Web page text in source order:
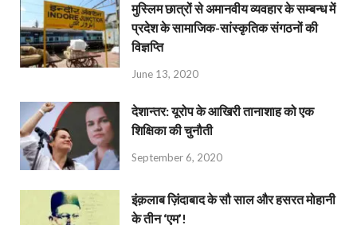
मुस्लिम छात्रों से अमानवीय व्यवहार के सम्बन्ध में
प्रदेश के सामाजिक-सांस्कृतिक संगठनों की
विज्ञप्ति
June 13, 2020
देशान्‍तर: यूरोप के आखिरी तानाशाह को एक
शिक्षिका की चुनौती
September 6, 2020
इंक़लाब ज़िंदाबाद के सौ साल और हसरत मोहानी
के तीन ‘एम’!